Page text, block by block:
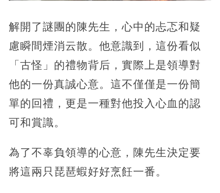
解開了謎團的陳先生，心中的忐忑和疑
慮瞬間煙消云散。他意識到，這份看似
「古怪」的禮物背后，實際上是領導對
他的一份真誠心意。這不僅僅是一份簡
單的回禮，更是一種對他投入心血的認
可和賞識。
為了不辜負領導的心意，陳先生決定要
將這兩只琵琶蝦好好烹飪一番。